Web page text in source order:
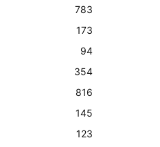
783
173
94
354
816
145
123